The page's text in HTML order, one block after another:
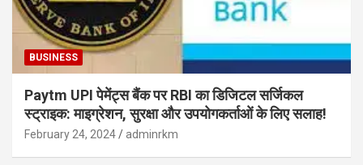
BUSINESS
Paytm UPI पेमेंट्स बैंक पर RBI का डिजिटल सर्जिकल
स्ट्राइक: माइग्रेशन, सुरक्षा और उपयोगकर्ताओं के लिए सलाह!
February 24, 2024 adminrkm